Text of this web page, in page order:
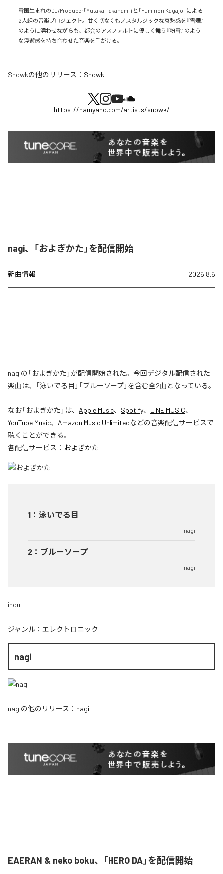
雪国生まれのDJ/Producer「Yutaka Takanami」と「Fuminori Kagajo」による
2人組の音楽プロジェクト。甘く切なくもノスタルジックな哀愁感を『雪煙』
のように漂わせながらも、都会のアスファルトに優しく舞う『粉雪』のよう
な浮遊感を持ち合わせた音楽を手がける。
Snowkの他のリリース： Snowk
https://namyand.com/artists/snowk/
nagi、「およぎかた」を配信開始
新曲情報 2026.8.6
nagiの「およぎかた」が配信開始された。今回デジタル配信された
楽曲は、「泳いでる目」「ブルーソープ」を含む全2曲となっている。
なお「およぎかた 」は、 Apple Music、 Spotify、 LINE MUSIC、
YouTube Music、 Amazon Music Unlimitedなどの音楽配信サービスで
聴くことができる。
各配信サービス： およぎかた
1 ： 泳いでる目
nagi
2 ： ブルーソープ
nagi
inou
ジャンル： エレクトロニック
nagi
nagiの他のリリース： nagi
EAERAN & neko boku、「HERO DA」を配信開始